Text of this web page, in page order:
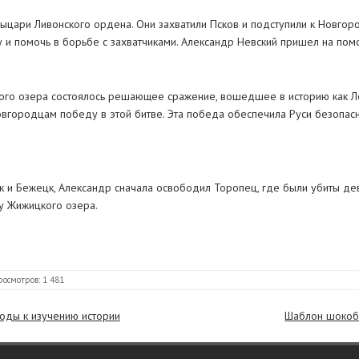
Ливонского ордена. Они захватили Псков и подступили к
помочь в борьбе с захватчиками. Александр Невский пришел на
озера состоялось решающее сражение, вошедшее в историю как
победу в этой битве. Эта победа обеспечила Руси
и Бежецк, Александр сначала освободил Торопец, где были убиты
Жижицкого озера.
1 481
к изучению истории Шаблон